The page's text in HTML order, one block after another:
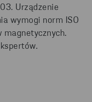
. Urządzenie
wymogi norm ISO
magnetycznych.